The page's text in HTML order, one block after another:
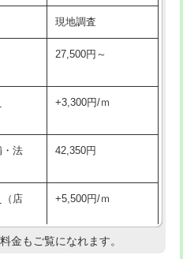
ッキ
16,500円+材料費
プ
22,000円+材料費
11,000円+材料費
13,200円
栓） 16,500円
22,000円
現地調査
27,500円～
+3,300円/ｍ
・法
42,350円
店
+5,500円/ｍ
現地調査
金もご覧になれます。